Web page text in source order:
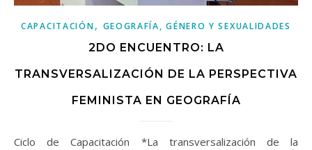
CAPACITACIÓN, GEOGRAFÍA, GÉNERO Y SEXUALIDADES
2DO ENCUENTRO: LA
TRANSVERSALIZACIÓN DE LA PERSPECTIVA
FEMINISTA EN GEOGRAFÍA
Ciclo de Capacitación *La transversalización de la